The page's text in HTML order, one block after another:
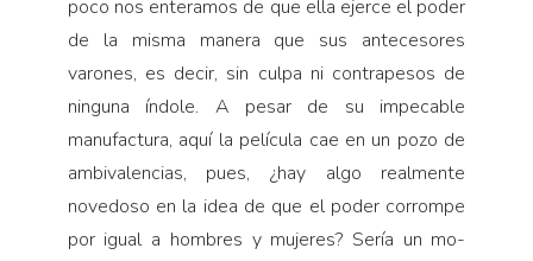
poco nos enteramos de que ella ejerce el poder
de la misma manera que sus anteceso­res
varones, es decir, sin culpa ni contrapesos de
ninguna índole. A pesar de su impecable
manufactu­ra, aquí la película cae en un pozo de
ambivalencias, pues, ¿hay algo realmente
novedoso en la idea de que el poder corrompe
por igual a hombres y mujeres? Sería un mo­